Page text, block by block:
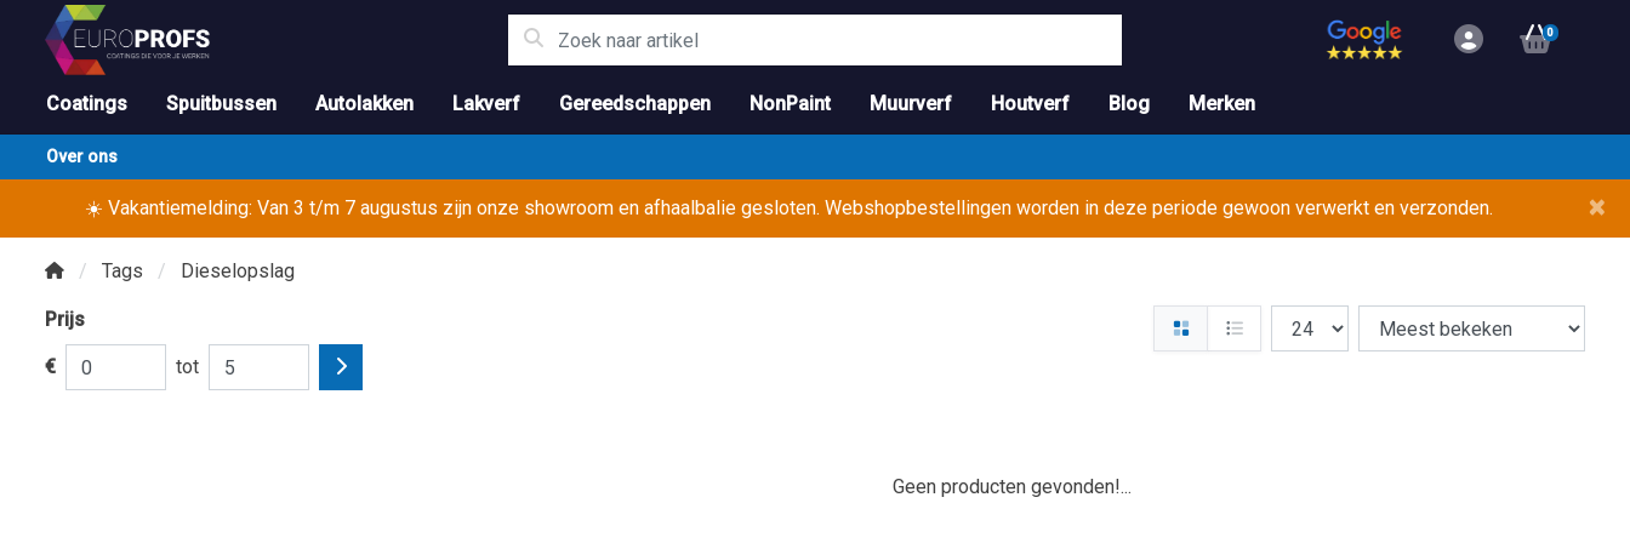
0
Coatings Spuitbussen Autolakken Lakverf Gereedschappen NonPaint Muurverf Houtverf Blog Merken
Over ons
☀️ Vakantiemelding: Van 3 t/m 7 augustus zijn onze showroom en afhaalbalie gesloten. Webshopbestellingen worden in deze periode gewoon verwerkt en verzonden. ×
Tags Dieselopslag
Prijs
€ tot
Geen producten gevonden!...